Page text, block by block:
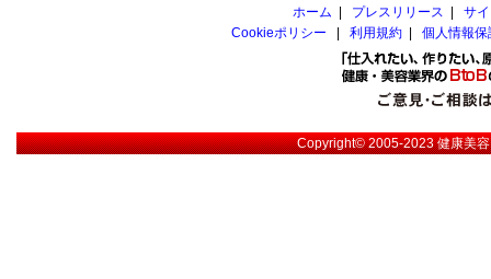
ホーム
プレスリリース
サ
Cookieポリシー
利用規約 個人情報
Copyright© 2005-2023健康美